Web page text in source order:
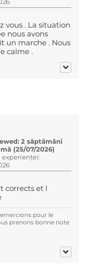
vous . La situation
nous avons
un marche . Nous
calme .
2 săptămâni
(25/07/2026)
experienței:
corrects et l
pour le
prenons bonne note